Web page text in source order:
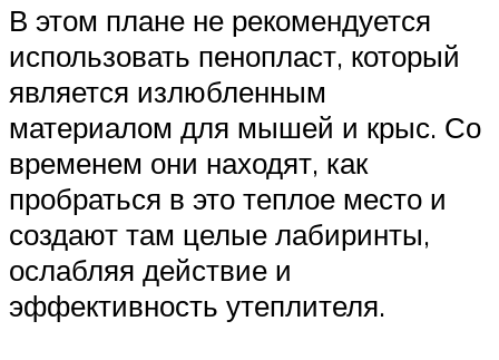
В этом плане не рекомендуется
использовать пенопласт, который
является излюбленным
материалом для мышей и крыс. Со
временем они находят, как
пробраться в это теплое место и
создают там целые лабиринты,
ослабляя действие и
эффективность утеплителя.